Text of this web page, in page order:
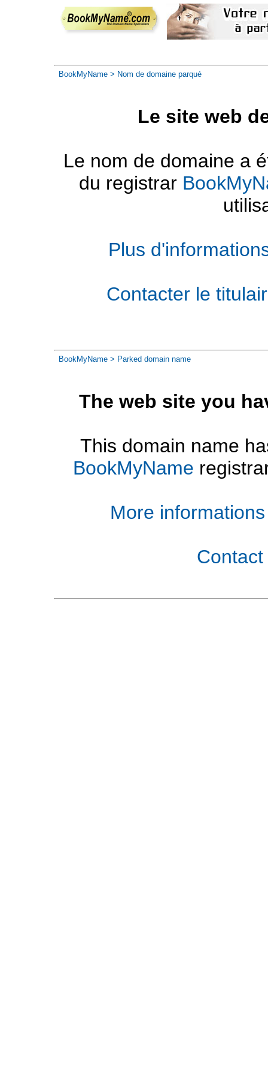
BookMyName > Nom de domaine parqué
Le site web
Le nom de domaine a
du registrar
Plus
Contacter le
BookMyName > Parked domain name
The web site you
This domain name
BookMyName
More